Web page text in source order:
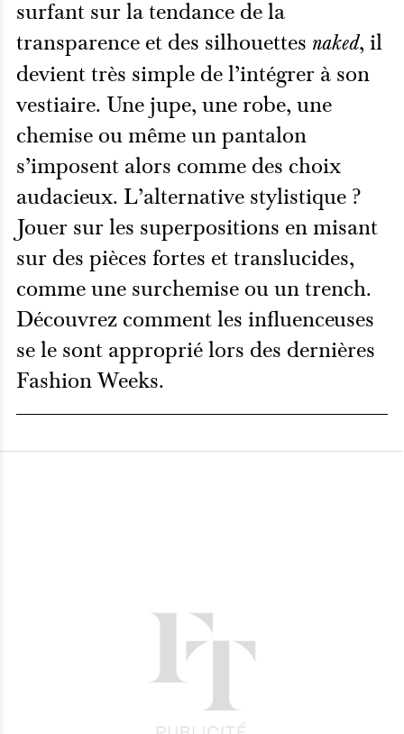
surfant sur la tendance de la
transparence et des silhouettes naked, il
devient très simple de l’intégrer à son
vestiaire. Une jupe, une robe, une
chemise ou même un pantalon
s’imposent alors comme des choix
audacieux. L’alternative stylistique ?
Jouer sur les superpositions en misant
sur des pièces fortes et translucides,
comme une surchemise ou un trench.
Découvrez comment les influenceuses
se le sont approprié lors des dernières
Fashion Weeks.